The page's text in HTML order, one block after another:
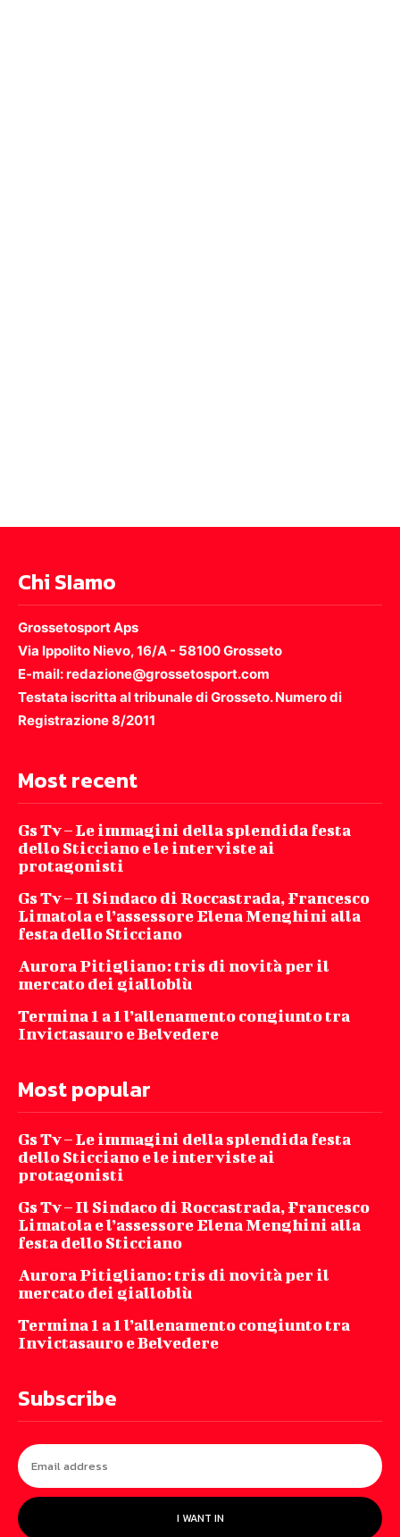
Chi SIamo
Grossetosport Aps
Via Ippolito Nievo, 16/A - 58100 Grosseto
E-mail: redazione@grossetosport.com
Testata iscritta al tribunale di Grosseto. Numero di
Registrazione 8/2011
Most recent
Gs Tv – Le immagini della splendida festa
dello Sticciano e le interviste ai
protagonisti
Gs Tv – Il Sindaco di Roccastrada, Francesco
Limatola e l’assessore Elena Menghini alla
festa dello Sticciano
Aurora Pitigliano: tris di novità per il
mercato dei gialloblù
Termina 1 a 1 l’allenamento congiunto tra
Invictasauro e Belvedere
Most popular
Gs Tv – Le immagini della splendida festa
dello Sticciano e le interviste ai
protagonisti
Gs Tv – Il Sindaco di Roccastrada, Francesco
Limatola e l’assessore Elena Menghini alla
festa dello Sticciano
Aurora Pitigliano: tris di novità per il
mercato dei gialloblù
Termina 1 a 1 l’allenamento congiunto tra
Invictasauro e Belvedere
Subscribe
I WANT IN